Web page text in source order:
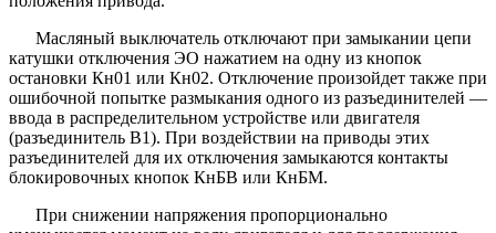
Масляный выключатель отключают при замыкании цепи
катушки отключения ЭО нажатием на одну из кнопок
остановки Кн01 или Кн02. Отключение произойдет также при
ошибочной попытке размыкания одного из разъединителей —
ввода в распределительном устройстве или двигателя
(разъединитель В1). При воздействии на приводы этих
разъединителей для их отключения замыкаются контакты
блокировочных кнопок КнБВ или КнБМ.
При снижении напряжения пропорционально